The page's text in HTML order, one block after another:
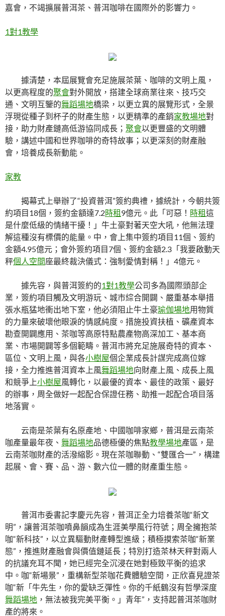
嘉會，不竭擴展普洱茶、普洱咖啡在國際外的影響力。
1對1教學
據清楚，本屆展覽會充足施展茶葉、咖啡的文明上風，
以更高程度的聚會對外開放，搭建全球商業往來、技巧交
通、文明互鑒的舞蹈場地橋梁，以更立異的展覽形式，全景
浮現從種子到杯子的財產生態，以更精準的產銷家教場地對
接，助力財產鏈高低游協同成長； 聚會以更豐盛的文明體
驗，講述中國和世界咖啡的奇特故事；以更深刻的財產融
會，培養成長新動能。
家教
揭幕式上舉辦了“投資普洱”簽約典禮，據統計，今朝共簽
約項目18個，簽約金額達7.2時租9億元。此「可惡！ 時租這
是什麼低級的情緒干擾！」牛土豪對著天空大吼，他無法理
解這種沒有標價的能量。中，會上集中簽約項目11個、簽約
金額4.95億元；會外簽約項目7個、簽約金額2.3「我要啟動天
秤個人空間座最終裁決儀式：強制愛情對稱！」4億元。
據先容，與普洱簽約的1對1教學公司多為國際頭部企
業，簽約項目觸及文明游玩、城市綜合開闢、嚴重基本舉措
張水瓶猛地衝出地下室，他必須阻止牛土豪瑜伽場地用物質
的力量來破壞他眼淚的情感純度。措施投資扶植、礦產資本
勘查開闢應用、茶咖等高原特點農產物高深加工、基本商
業、市場開闢等多個範疇。普洱市將充足施展奇特的資本、
區位、文明上風，與各小樹屋個企業成長計謀完成高位嫁
接，全力推進普洱資本上風舞蹈場地向財產上風、成長上風
和競爭上小樹屋風轉化，以最優的資本、最佳的政策、最好
的辦事，周全做好一起配合保證任務、助推一起配合項目落
地落實。
云南是茶葉有名原產地、中國咖啡家鄉，普洱是云南茶
咖產量最年夜、 舞蹈場地品德極優的焦點教學場地產區，是
云南茶咖財產的活潑縮影。現在茶咖聯動、“雙匯合一”，構建
起展、會、賽、品、游、數六位一體的財產重生態。
普洱市委書記李慶元先容，普洱正全力培養茶咖“新文
明”，讓普洱茶咖噴鼻韻成為生涯美學風行符號；周全擁抱茶
咖“新科技”，以立異驅動財產轉型進級；積極摸索茶咖“新業
態”，推進財產融會與價值鏈延長；特別打造茶林天秤對兩人
的抗議充耳不聞，她已經完全沉浸在她對極致平衡的追求
中。咖“新場景”，重構新型茶咖花費體驗空間，正欣喜見證茶
咖“新「牛先生，你的愛缺乏彈性。你的千紙鶴沒有哲學深度
舞蹈場地 ，無法被我完美平衡。」青年”，支持起普洱茶咖財
產的將來。